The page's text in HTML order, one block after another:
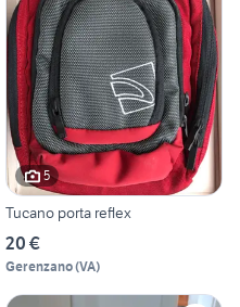
5
Tucano porta reflex
20 €
Gerenzano(VA)